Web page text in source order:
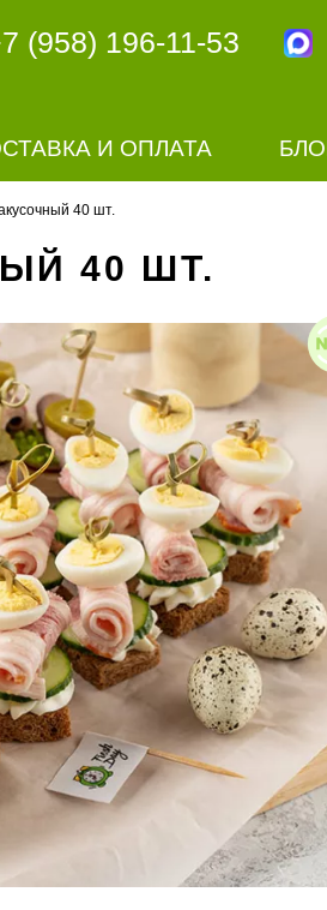
(958) 196-11-53
И ОПЛАТА
40 шт.
40 ШТ.